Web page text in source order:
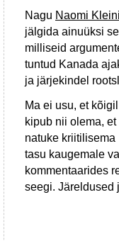
Nagu Naomi
jälgida ainuüksi
milliseid
tuntud Kanada
ja järjekindel
Ma ei usu, et
kipub nii olema,
natuke
tasu kaugemale
kommentaarides
seegi.